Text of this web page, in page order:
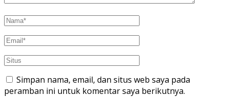
Simpan nama, email, dan situs web saya pada
peramban ini untuk komentar saya berikutnya.